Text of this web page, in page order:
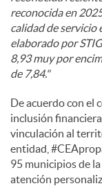
reconocida en
calidad de servicio
elaborado por
8,93 muy por
de 7,84."
De acuerdo con el
inclusión
vinculación al
entidad,
95 municipios de
atención